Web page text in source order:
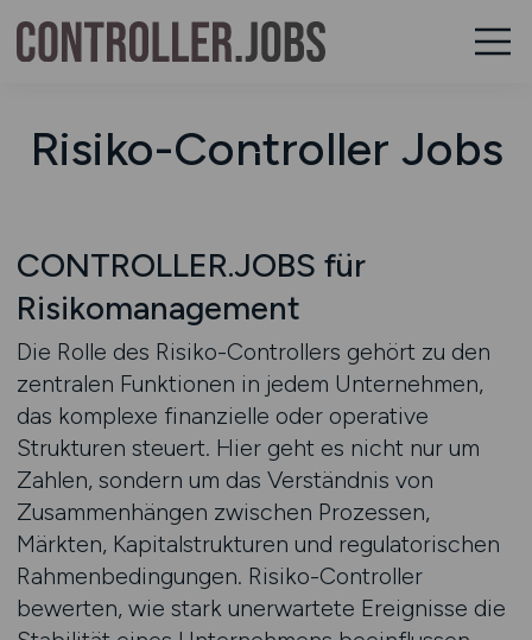
Risiko-Controller Jobs
CONTROLLER.JOBS für
Risikomanagement
Die Rolle des Risiko-Controllers gehört zu den
zentralen Funktionen in jedem Unternehmen,
das komplexe finanzielle oder operative
Strukturen steuert. Hier geht es nicht nur um
Zahlen, sondern um das Verständnis von
Zusammenhängen zwischen Prozessen,
Märkten, Kapitalstrukturen und regulatorischen
Rahmenbedingungen. Risiko-Controller
bewerten, wie stark unerwartete Ereignisse die